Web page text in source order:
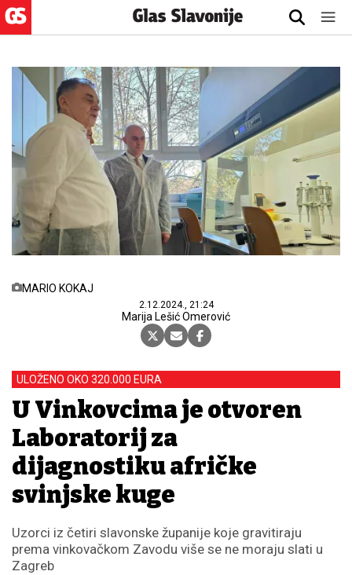
MARIO KOKAJ
2.12.2024., 21:24
Marija Lešić Omerović
ULOŽENO OKO 320.000 EURA
U Vinkovcima je otvoren
Laboratorij za
dijagnostiku afričke
svinjske kuge
Uzorci iz četiri slavonske županije koje gravitiraju
prema vinkovačkom Zavodu više se ne moraju slati u
Zagreb